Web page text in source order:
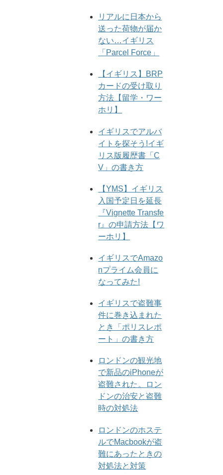
リアルに日本から
送った荷物が届か
ない…イギリス
「Parcel Force」
【イギリス】BRP
カードの受け取り
方法【留学・ワー
ホリ】
イギリスでアルバ
イトを探そう!イギ
リス版履歴書「C
V」の書き方
【YMS】イギリス
入国予定日を延長
『Vignette Transfe
r』の申請方法【ワ
ーホリ】
イギリスでAmazo
nプライム会員に
なってみた!
イギリスで盗難事
件に巻き込まれた
とき「ポリスレポ
ート」の書き方
ロンドンの観光地
で新品のiPhoneが
盗難された。ロン
ドンの治安と盗難
時の対処法
ロンドンのホステ
ルでMacbookが盗
難にあったときの
対処法と対策